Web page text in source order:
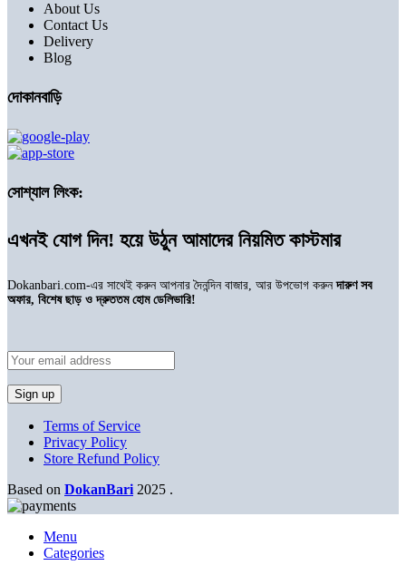
About Us
Contact Us
Delivery
Blog
দোকানবাড়ি
সোশ্যাল লিংক:
এখনই যোগ দিন! হয়ে উঠুন আমাদের নিয়মিত কাস্টমার
Dokanbari.com-এর সাথেই করুন আপনার দৈনন্দিন বাজার, আর উপভোগ করুনদারুণ সব
অফার, বিশেষ ছাড় ও দ্রুততম হোম ডেলিভারি!
Terms of Service
Privacy Policy
Store Refund Policy
Based on DokanBari 2025 .
Menu
Categories